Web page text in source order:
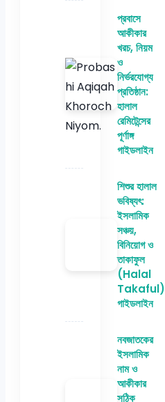
প্রবাসে
আকীকার
খরচ, নিয়ম
ও
নির্ভরযোগ্য
প্রতিষ্ঠান:
হালাল
রেমিটেন্সের
পূর্ণাঙ্গ
গাইডলাইন
শিশুর হালাল
ভবিষ্যৎ:
ইসলামিক
সঞ্চয়,
বিনিয়োগ ও
তাকাফুল
(Halal
Takaful)
গাইডলাইন
নবজাতকের
ইসলামিক
নাম ও
আকীকার
সঠিক